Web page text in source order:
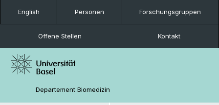
English Personen Forschungsgruppen
Offene Stellen Kontakt
Departement Biomedizin